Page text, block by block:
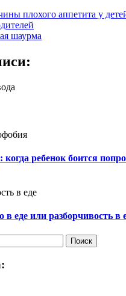
плохого аппетита у
шаурма
когда ребенок боится
в еде или разборчивость в